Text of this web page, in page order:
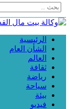
الرئيسية
الشأن العام
العالم
ثقافة
رياضة
سياحة
بيئة
فيديو